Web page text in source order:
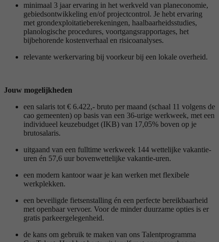
minimaal 3 jaar ervaring in het werkveld van planeconomie,
gebiedsontwikkeling en/of projectcontrol. Je hebt ervaring
met grondexploitatieberekeningen, haalbaarheidsstudies,
planologische procedures, voortgangsrapportages, het
bijbehorende kostenverhaal en risicoanalyses.
relevante werkervaring bij voorkeur bij een lokale overheid.
Jouw mogelijkheden
een salaris tot € 6.422,- bruto per maand (schaal 11 volgens de
cao gemeenten) op basis van een 36-urige werkweek, met een
individueel keuzebudget (IKB) van 17,05% boven op je
brutosalaris.
uitgaand van een fulltime werkweek 144 wettelijke vakantie-
uren én 57,6 uur bovenwettelijke vakantie-uren.
een modern kantoor waar je kan werken met flexibele
werkplekken.
een beveiligde fietsenstalling én een perfecte bereikbaarheid
met openbaar vervoer. Voor de minder duurzame opties is er
gratis parkeergelegenheid.
de kans om gebruik te maken van ons Talentprogramma